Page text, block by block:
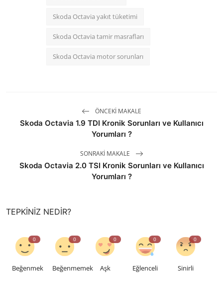
Skoda Octavia yakıt tüketimi
Skoda Octavia tamir masrafları
Skoda Octavia motor sorunları
ÖNCEKI MAKALE
Skoda Octavia 1.9 TDI Kronik Sorunları ve Kullanıcı
Yorumları ?
SONRAKI MAKALE
Skoda Octavia 2.0 TSI Kronik Sorunları ve Kullanıcı
Yorumları ?
TEPKINIZ NEDIR?
0
Beğenmek
0
Beğenmemek
0
Aşk
0
Eğlenceli
0
Sinirli